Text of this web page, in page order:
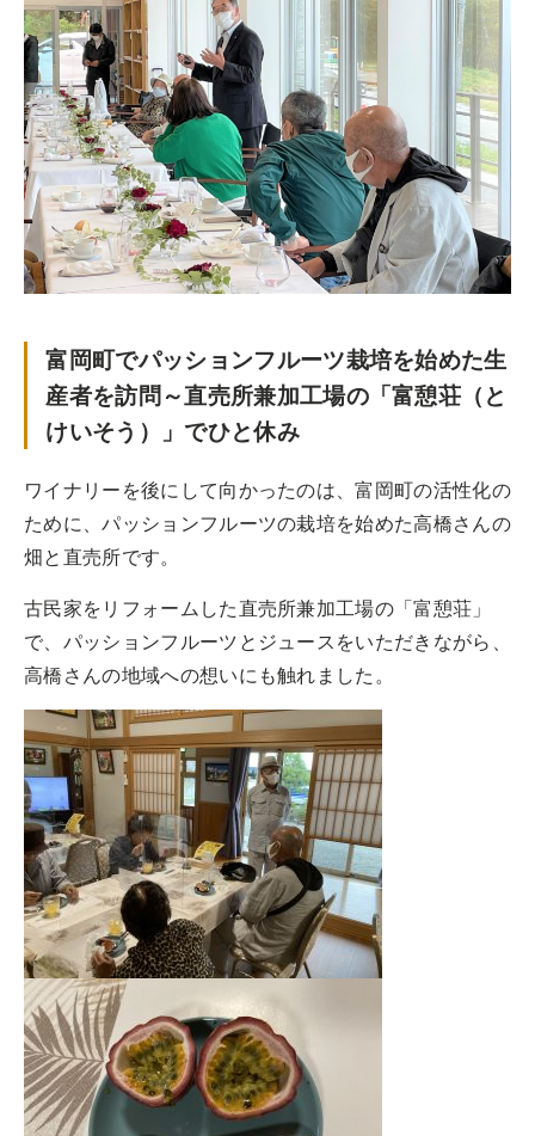
富岡町でパッションフルーツ栽培を始めた生
産者を訪問～直売所兼加工場の「富憩荘（と
けいそう）」でひと休み
ワイナリーを後にして向かったのは、富岡町の活性化の
ために、パッションフルーツの栽培を始めた高橋さんの
畑と直売所です。
古民家をリフォームした直売所兼加工場の「富憩荘」
で、パッションフルーツとジュースをいただきながら、
高橋さんの地域への想いにも触れました。